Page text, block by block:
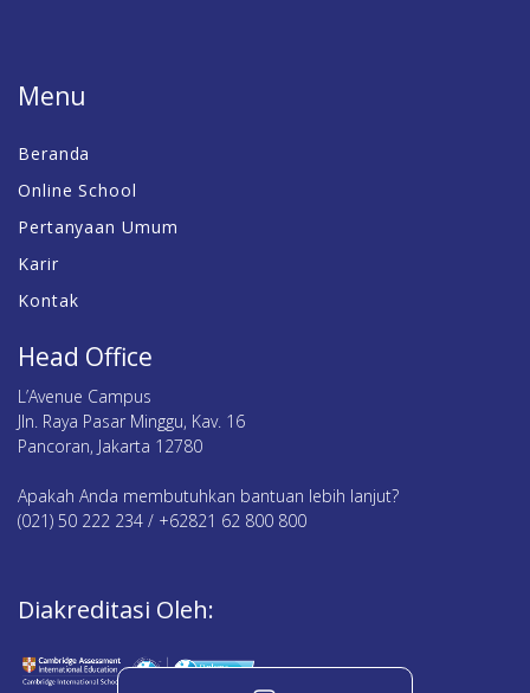
Menu
Beranda
Online School
Pertanyaan Umum
Karir
Kontak
Head Office
L’Avenue Campus
Jln. Raya Pasar Minggu, Kav. 16
Pancoran, Jakarta 12780
Apakah Anda membutuhkan bantuan lebih lanjut?
(021) 50 222 234 / +62821 62 800 800
Diakreditasi Oleh: